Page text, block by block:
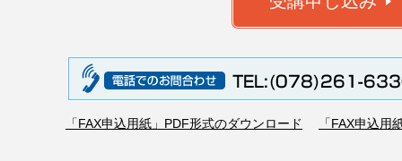
「FAX申込用紙」PDF形式のダウンロード 「FAX申込用